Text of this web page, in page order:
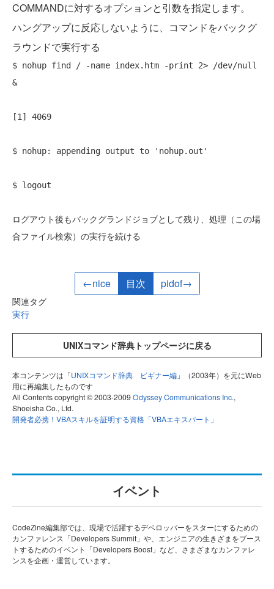
COMMANDに対するオプションと引数を指定します。
ハングアップに反応しないように、コマンドをバックグ
ラウンドで実行する
$ nohup find / -name index.htm -print 2> /dev/null
&
[1] 4069
$ nohup: appending output to 'nohup.out'
$ logout
ログアウト後もバックグランドジョブとして残り、処理（この場
合ファイル検索）の実行を続ける
←nice 目次 pidof→
関連タグ
実行
UNIXコマンド辞典トップページに戻る
本コンテンツは「UNIXコマンド辞典 ビギナー編 」（2003年）を元にWeb
用に再編集したものです
All Contents copyright © 2003-2009Odyssey Communications Inc.,
Shoeisha Co., Ltd.
開発者必携！VBAスキルを証明する資格「VBAエキスパート」
イベント
CodeZine編集部では、現場で活躍するデベロッパーをスターにするための
カンファレンス「Developers Summit」や、エンジニアの生きざまをブース
トするためのイベント「Developers Boost」など、さまざまなカンファレ
ンスを企画・運営しています。